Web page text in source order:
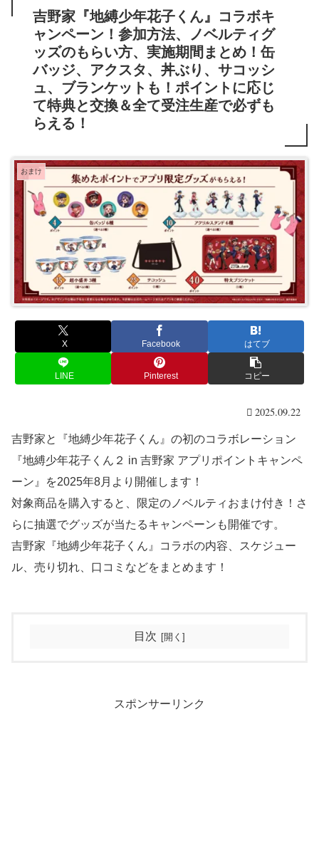
吉野家『地縛少年花子くん』コラボキ
ャンペーン！参加方法、ノベルティグ
ッズのもらい方、実施期間まとめ！缶
バッジ、アクスタ、丼ぶり、サコッシ
ュ、ブランケットも！ポイントに応じ
て特典と交換＆全て受注生産で必ずも
らえる！
おまけ
X Facebook はてブ
LINE Pinterest コピー
2025.09.22
吉野家と『地縛少年花子くん』の初のコラボレーション
『地縛少年花子くん２ in 吉野家 アプリポイントキャンペ
ーン』を2025年8月より開催します！
対象商品を購入すると、限定のノベルティおまけ付き！さ
らに抽選でグッズが当たるキャンペーンも開催です。
吉野家『地縛少年花子くん』コラボの内容、スケジュー
ル、売り切れ、口コミなどをまとめます！
目次
スポンサーリンク